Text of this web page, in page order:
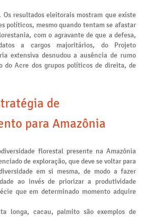
Os resultados eleitorais mostram que existe
políticos, mesmo quando tentam se afastar
com o agravante de que a defesa,
a cargos majoritários, do Projeto
extensiva desnudou a ausência de rumo
do Acre dos grupos políticos de direita, de
de
para Amazônia
florestal presente na Amazônia
de exploração, que deve se voltar para
em si mesma, de modo a fazer
ao invés de priorizar a produtividade
que em determinado momento adquire
longa, cacau, palmito são exemplos de